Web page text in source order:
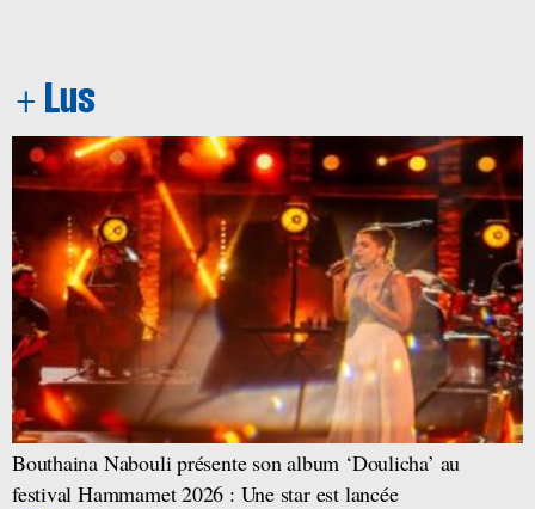
Bouthaina Nabouli présente son album ‘Doulicha’ au
festival Hammamet 2026 : Une star est lancée